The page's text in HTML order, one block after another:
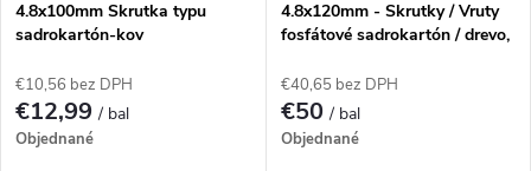
4.8x100mm Skrutka typu
sadrokartón-kov
€10,56 bez DPH
€12,99/ bal
Objednané
4.8x120mm - Skrutky / Vruty
fosfátové sadrokartón / drevo,
€40,65 bez DPH
€50/ bal
Objednané